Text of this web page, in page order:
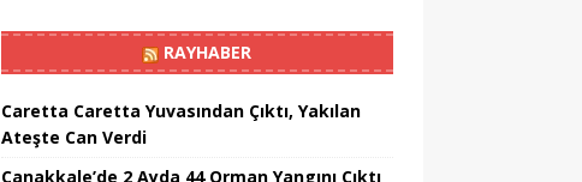
RAYHABER
Caretta Caretta Yuvasından Çıktı, Yakılan
Ateşte Can Verdi
Çanakkale’de 2 Ayda 44 Orman Yangını Çıktı